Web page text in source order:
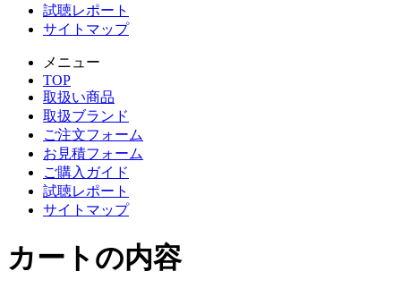
試聴レポート
サイトマップ
メニュー
TOP
取扱い商品
取扱ブランド
ご注文フォーム
お見積フォーム
ご購入ガイド
試聴レポート
サイトマップ
カートの内容